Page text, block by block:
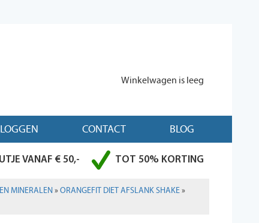
Winkelwagen is leeg
CONTACT BLOG
VANAF € 50,- TOT 50% KORTING
MINERALEN »ORANGEFIT DIET AFSLANK SHAKE»